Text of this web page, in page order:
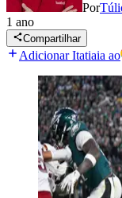
Por
1 ano
Compartilhar
Adicionar Itatiaia ao